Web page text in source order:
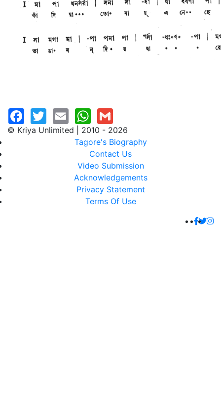
© Kriya Unlimited | 2010 - 2026
Tagore's Biography
Contact Us
Video Submission
Acknowledgements
Privacy Statement
Terms Of Use